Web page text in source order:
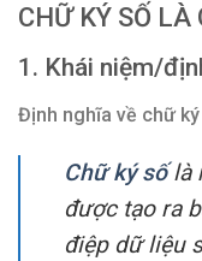
CHỮ KÝ SỐ LÀ
1. Khái niệm/
Định nghĩa về chữ
Chữ ký sốlà
được tạo ra
điệp dữ liệu